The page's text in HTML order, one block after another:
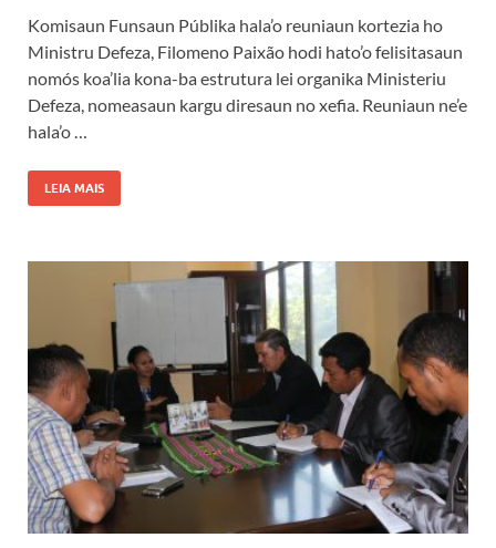
Komisaun Funsaun Públika hala’o reuniaun kortezia ho
Ministru Defeza, Filomeno Paixão hodi hato’o felisitasaun
nomós koa’lia kona-ba estrutura lei organika Ministeriu
Defeza, nomeasaun kargu diresaun no xefia. Reuniaun ne’e
hala’o …
LEIA MAIS